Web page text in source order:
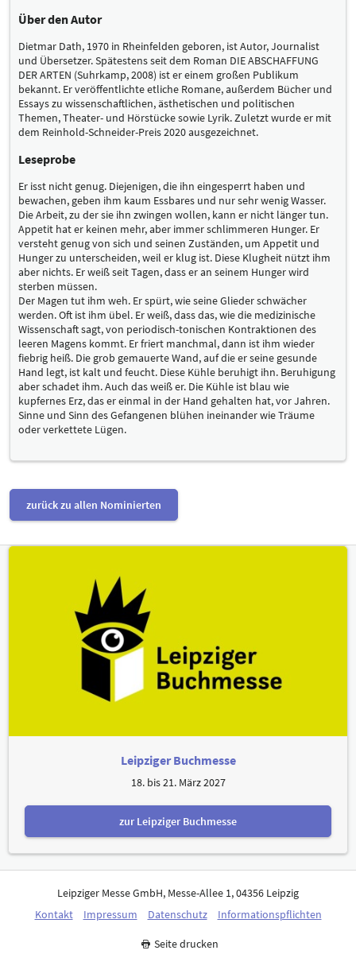
Über den Autor
Dietmar Dath, 1970 in Rheinfelden geboren, ist Autor, Journalist
und Übersetzer. Spätestens seit dem Roman DIE ABSCHAFFUNG
DER ARTEN (Suhrkamp, 2008) ist er einem großen Publikum
bekannt. Er veröffentlichte etliche Romane, außerdem Bücher und
Essays zu wissenschaftlichen, ästhetischen und politischen
Themen, Theater- und Hörstücke sowie Lyrik. Zuletzt wurde er mit
dem Reinhold-Schneider-Preis 2020 ausgezeichnet.
Leseprobe
Er isst nicht genug. Diejenigen, die ihn eingesperrt haben und
bewachen, geben ihm kaum Essbares und nur sehr wenig Wasser.
Die Arbeit, zu der sie ihn zwingen wollen, kann er nicht länger tun.
Appetit hat er keinen mehr, aber immer schlimmeren Hunger. Er
versteht genug von sich und seinen Zuständen, um Appetit und
Hunger zu unterscheiden, weil er klug ist. Diese Klugheit nützt ihm
aber nichts. Er weiß seit Tagen, dass er an seinem Hunger wird
sterben müssen.
Der Magen tut ihm weh. Er spürt, wie seine Glieder schwächer
werden. Oft ist ihm übel. Er weiß, dass das, wie die medizinische
Wissenschaft sagt, von periodisch-tonischen Kontraktionen des
leeren Magens kommt. Er friert manchmal, dann ist ihm wieder
fiebrig heiß. Die grob gemauerte Wand, auf die er seine gesunde
Hand legt, ist kalt und feucht. Diese Kühle beruhigt ihn. Beruhigung
aber schadet ihm. Auch das weiß er. Die Kühle ist blau wie
kupfernes Erz, das er einmal in der Hand gehalten hat, vor Jahren.
Sinne und Sinn des Gefangenen blühen ineinander wie Träume
oder verkettete Lügen.
zurück zu allen Nominierten
Leipziger Buchmesse
18. bis 21. März 2027
zur Leipziger Buchmesse
Leipziger Messe GmbH, Messe-Allee 1, 04356 Leipzig
Kontakt
Impressum Datenschutz Informationspflichten
Seite drucken